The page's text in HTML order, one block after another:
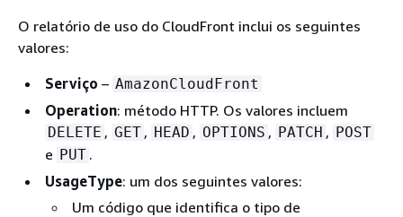
O relatório de uso do CloudFront inclui os seguintes
valores:
Serviço – AmazonCloudFront
Operation: método HTTP. Os valores incluem
DELETE , GET , HEAD , OPTIONS , PATCH , POST
e PUT .
UsageType: um dos seguintes valores:
Um código que identifica o tipo de